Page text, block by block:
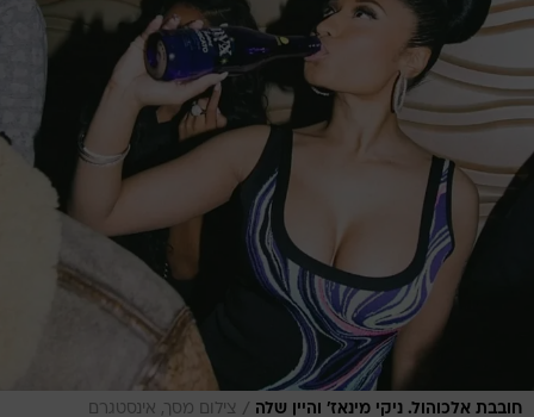
חובבת אלכוהול. ניקי מינאז' והיין שלה / צילום מסך, אינסטגרם